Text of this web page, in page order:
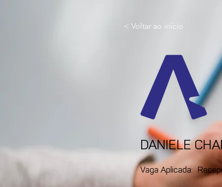
< Voltar ao início
DANIELE
Vaga Aplicada: